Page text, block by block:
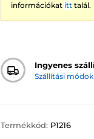
információkat itt talál.
Ingyenes
Szállítási módok
Termékkód: P1216